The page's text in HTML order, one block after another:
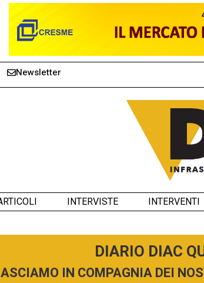
Newsletter
INTERVISTE INTERVENTI
DIARIO DIAC
IN COMPAGNIA DEI